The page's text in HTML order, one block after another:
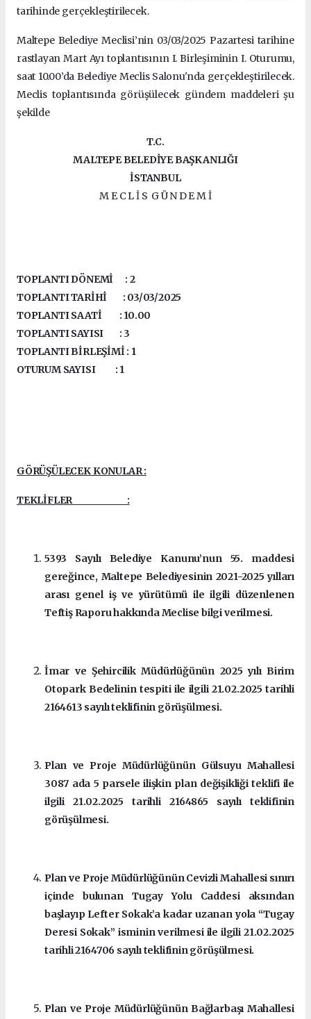
tarihinde gerçekleştirilecek.
Maltepe Belediye Meclisi’nin 03/03/2025 Pazartesi tarihine
rastlayan Mart Ayı toplantısının I. Birleşiminin I. Oturumu,
saat 10.00’da Belediye Meclis Salonu'nda gerçekleştirilecek.
Meclis toplantısında görüşülecek gündem maddeleri şu
şekilde
T.C.
MALTEPE BELEDİYE BAŞKANLIĞI
İSTANBUL
M E C L İ S G Ü N D E M İ
TOPLANTI DÖNEMİ : 2
TOPLANTI TARİHİ : 03/03/2025
TOPLANTI SAATİ : 10.00
TOPLANTI SAYISI : 3
TOPLANTI BİRLEŞİMİ : 1
OTURUM SAYISI : 1
GÖRÜŞÜLECEK KONULAR :
TEKLİFLER :
5393 Sayılı Belediye Kanunu’nun 55. maddesi
gereğince, Maltepe Belediyesinin 2021-2025 yılları
arası genel iş ve yürütümü ile ilgili düzenlenen
Teftiş Raporu hakkında Meclise bilgi verilmesi.
İmar ve Şehircilik Müdürlüğünün 2025 yılı Birim
Otopark Bedelinin tespiti ile ilgili 21.02.2025 tarihli
2164613 sayılı teklifinin görüşülmesi.
Plan ve Proje Müdürlüğünün Gülsuyu Mahallesi
3087 ada 5 parsele ilişkin plan değişikliği teklifi ile
ilgili 21.02.2025 tarihli 2164865 sayılı teklifinin
görüşülmesi.
Plan ve Proje Müdürlüğünün Cevizli Mahallesi sınırı
içinde bulunan Tugay Yolu Caddesi aksından
başlayıp Lefter Sokak’a kadar uzanan yola “Tugay
Deresi Sokak” isminin verilmesi ile ilgili 21.02.2025
tarihli 2164706 sayılı teklifinin görüşülmesi.
Plan ve Proje Müdürlüğünün Bağlarbaşı Mahallesi